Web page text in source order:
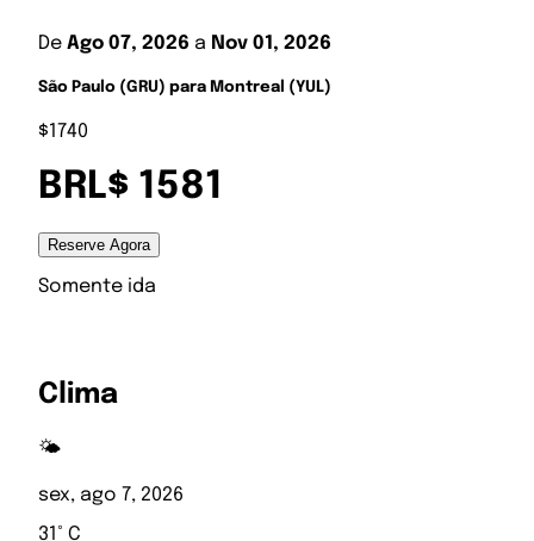
De Ago 07, 2026 a Nov 01, 2026
São Paulo (GRU) para Montreal (YUL)
$1740
BRL$ 1581
Reserve Agora
Somente ida
Clima
🌤️
sex, ago 7, 2026
31° C